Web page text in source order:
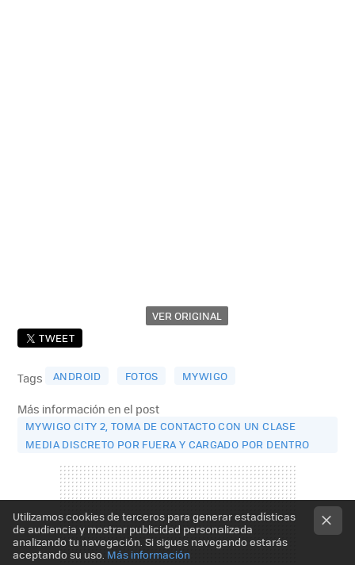
VER ORIGINAL
TWEET
Tags ANDROID FOTOS MYWIGO
Más información en el post
MYWIGO CITY 2, TOMA DE CONTACTO CON UN CLASE
MEDIA DISCRETO POR FUERA Y CARGADO POR DENTRO
Utilizamos cookies de terceros para generar estadísticas
de audiencia y mostrar publicidad personalizada
analizando tu navegación. Si sigues navegando estarás
aceptando su uso. Más información